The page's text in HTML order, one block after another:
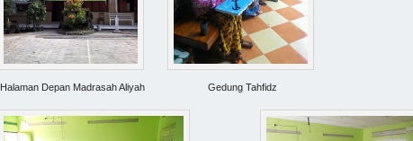
Halaman Depan Madrasah Aliyah Gedung Tahfidz